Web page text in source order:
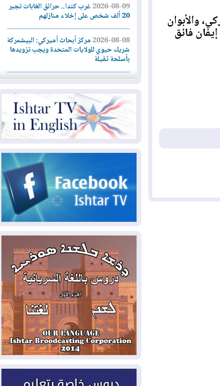
فائق
2026-08-09غرب كندا.. حرائق الغابات تجبر
2026-08-08مركز أبحاث أميركي: البيشمركة
شريك حيوي للولايات المتحدة ويجب تزويدها
بأسلحة ثقيلة
2026-08-08الداخلية: رصد شائعات مفبركة
بالذكاء الاصطناعي ومقاطع قديمة يعاد نشرها
2026-08-08دعم أمني أمريكي بمليار دولار
لإدارة رئيس كولومبيا الجديد
2026-08-07حكومة إقليم كوردستان ترفض
قرار "دانة غاز" و"نفط الهلال" بتزويد بغداد
2026-08-07القوات المسلحة العراقية: خطة
أمنية لإجهاض هجمة محتملة على السعودية
قد يختبر تماسك الناتو بهجوم محدود
2026-08-06نيجيرفان بارزاني حول اجتماع
"إدارة الدولة": أكدنا دعم تنفيذ البرنامج
الحكومي وأهمية حصر السلاح
2026-08-06ائتلاف ادارة الدولة: من
يقومون بسلوك يهدد امن البلاد خارجون عن
القانون يجب محاربتهم
2026-08-06بعد هجومين قرب باب المندب..
تحذيرات من تصعيد يهدد الملاحة في البحر
الأحمر